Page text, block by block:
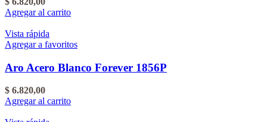
Agregar al carrito
Vista rápida
Agregar a favoritos
Aro Acero Blanco Forever 1856P
$ 6.820,00
Agregar al carrito